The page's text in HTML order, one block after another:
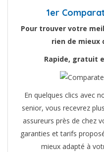
1er
Pour trouver votre
rien de mieux
Rapide, gratuit
En quelques clics avec
senior, vous recevrez
assureurs près de chez
garanties et tarifs
mieux adapté à